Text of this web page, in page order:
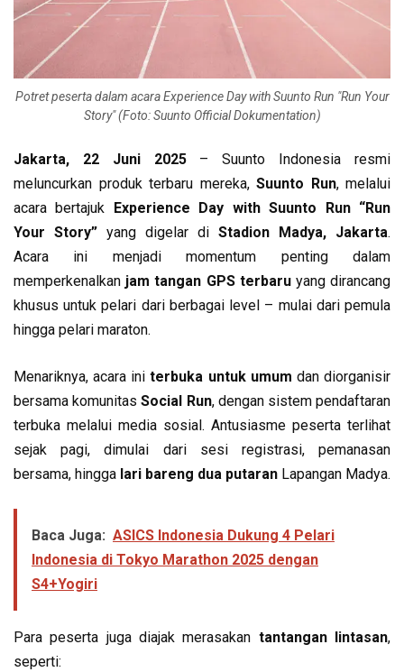
Potret peserta dalam acara Experience Day with Suunto Run "Run Your
Story" (Foto: Suunto Official Dokumentation)
Jakarta, 22 Juni 2025– Suunto Indonesia resmi
meluncurkan produk terbaru mereka, Suunto Run, melalui
acara bertajuk Experience Day with Suunto Run “Run
Your Story” yang digelar di Stadion Madya, Jakarta.
Acara ini menjadi momentum penting dalam
memperkenalkan jam tangan GPS terbaruyang dirancang
khusus untuk pelari dari berbagai level – mulai dari pemula
hingga pelari maraton.
Menariknya, acara initerbuka untuk umum dan diorganisir
bersama komunitasSocial Run, dengan sistem pendaftaran
terbuka melalui media sosial. Antusiasme peserta terlihat
sejak pagi, dimulai dari sesi registrasi, pemanasan
bersama, hingga lari bareng dua putaran Lapangan Madya.
Baca Juga: ASICS Indonesia Dukung 4 Pelari
Indonesia di Tokyo Marathon 2025 dengan
S4+Yogiri
Para peserta juga diajak merasakan tantangan lintasan,
seperti: